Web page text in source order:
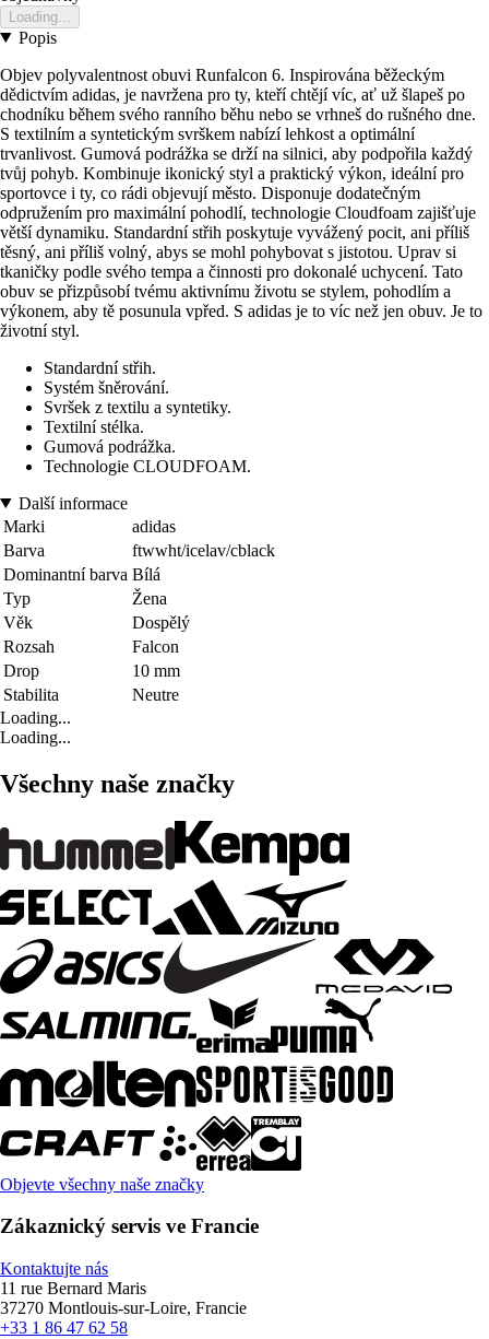
Loading...
Popis
Objev polyvalentnost obuvi Runfalcon 6. Inspirována běžeckým
dědictvím adidas, je navržena pro ty, kteří chtějí víc, ať už šlapeš po
chodníku během svého ranního běhu nebo se vrhneš do rušného dne.
S textilním a syntetickým svrškem nabízí lehkost a optimální
trvanlivost. Gumová podrážka se drží na silnici, aby podpořila každý
tvůj pohyb. Kombinuje ikonický styl a praktický výkon, ideální pro
sportovce i ty, co rádi objevují město. Disponuje dodatečným
odpružením pro maximální pohodlí, technologie Cloudfoam zajišťuje
větší dynamiku. Standardní střih poskytuje vyvážený pocit, ani příliš
těsný, ani příliš volný, abys se mohl pohybovat s jistotou. Uprav si
tkaničky podle svého tempa a činnosti pro dokonalé uchycení. Tato
obuv se přizpůsobí tvému aktivnímu životu se stylem, pohodlím a
výkonem, aby tě posunula vpřed. S adidas je to víc než jen obuv. Je to
životní styl.
Standardní střih.
Systém šněrování.
Svršek z textilu a syntetiky.
Textilní stélka.
Gumová podrážka.
Technologie CLOUDFOAM.
Další informace
Marki
adidas
Barva
ftwwht/icelav/cblack
Dominantní barva Bílá
Typ
Žena
Věk
Dospělý
Rozsah
Falcon
Drop
10 mm
Stabilita
Neutre
Loading...
Loading...
Všechny naše značky
Objevte všechny naše značky
Zákaznický servis ve Francie
Kontaktujte nás
11 rue Bernard Maris
37270 Montlouis-sur-Loire, Francie
+33 1 86 47 62 58